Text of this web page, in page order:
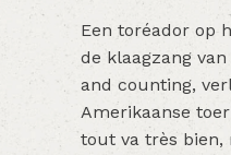
Een toréador op
de klaagzang
and counting,
Amerikaanse
tout va très bien,